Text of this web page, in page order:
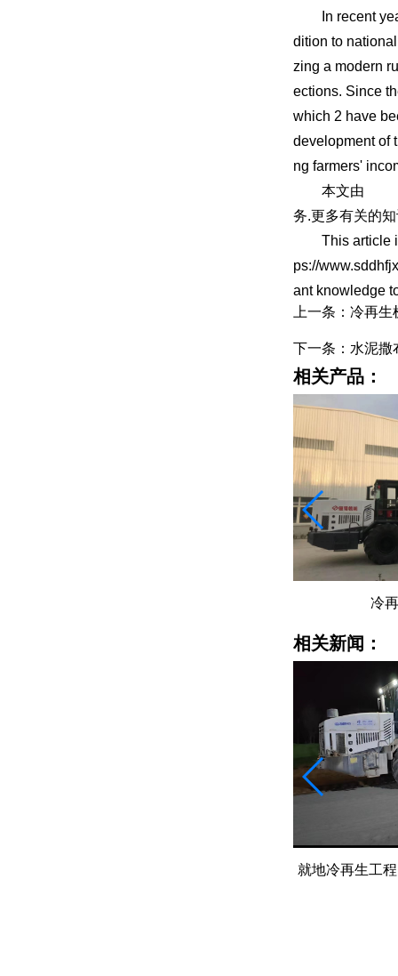
In recent
dition to
zing a modern
ections. Since
which 2 have
development of
ng farmers'
本文由
务.更多有关的
This article is
ps://
ant knowledge
上一条：冷再
下一条：水泥撒
相关产品：
相关新闻：
水泥撒布